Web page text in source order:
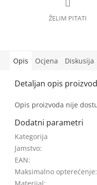
Opis Ocjena Diskusija
Opis proizvoda nije
Jamstvo:
EAN:
Maksimalno opterećenje: